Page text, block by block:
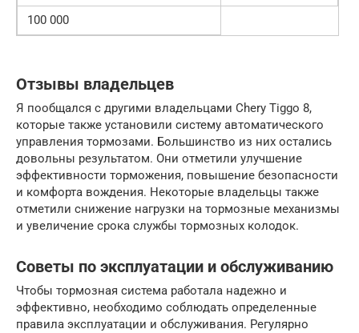
100 000
Отзывы владельцев
Я пообщался с другими владельцами Chery Tiggo 8,
которые также установили систему автоматического
управления тормозами. Большинство из них остались
довольны результатом. Они отметили улучшение
эффективности торможения, повышение безопасности
и комфорта вождения. Некоторые владельцы также
отметили снижение нагрузки на тормозные механизмы
и увеличение срока службы тормозных колодок.
Советы по эксплуатации и обслуживанию
Чтобы тормозная система работала надежно и
эффективно, необходимо соблюдать определенные
правила эксплуатации и обслуживания. Регулярно